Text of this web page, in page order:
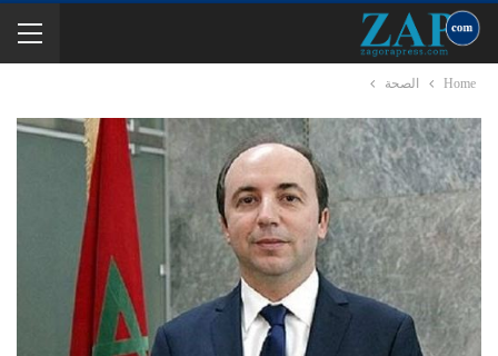
Home الصحة